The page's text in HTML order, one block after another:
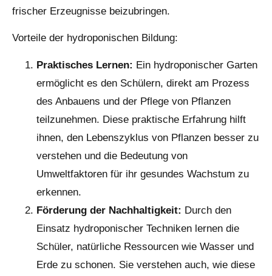
frischer Erzeugnisse beizubringen.
Vorteile der hydroponischen Bildung:
Praktisches Lernen: Ein hydroponischer Garten
ermöglicht es den Schülern, direkt am Prozess
des Anbauens und der Pflege von Pflanzen
teilzunehmen. Diese praktische Erfahrung hilft
ihnen, den Lebenszyklus von Pflanzen besser zu
verstehen und die Bedeutung von
Umweltfaktoren für ihr gesundes Wachstum zu
erkennen.
Förderung der Nachhaltigkeit: Durch den
Einsatz hydroponischer Techniken lernen die
Schüler, natürliche Ressourcen wie Wasser und
Erde zu schonen. Sie verstehen auch, wie diese